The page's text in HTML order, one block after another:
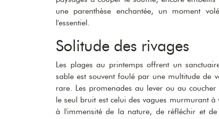
une parenthèse enchantée, un moment
l'essentiel.
Solitude des rivages
Les plages au printemps offrent un
sable est souvent foulé par une multitude de
rare. Les promenades au lever ou au
le seul bruit est celui des vagues murmurant
à l'immensité de la nature, de réfléchir et